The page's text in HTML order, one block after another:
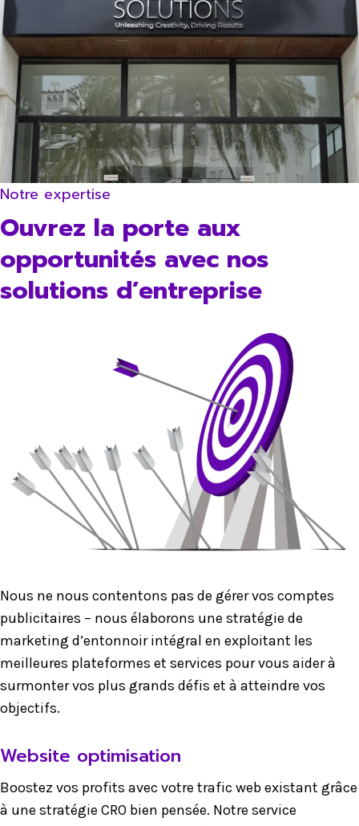
Notre expertise
Ouvrez la porte aux
opportunités avec nos
solutions d’entreprise
Nous ne nous contentons pas de gérer vos comptes
publicitaires – nous élaborons une stratégie de
marketing d’entonnoir intégral en exploitant les
meilleures plateformes et services pour vous aider à
surmonter vos plus grands défis et à atteindre vos
objectifs.
Website optimisation
Boostez vos profits avec votre trafic web existant grâce
à une stratégie CRO bien pensée. Notre service